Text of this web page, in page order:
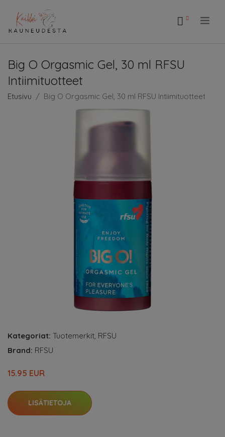
Big O Orgasmic Gel, 30 ml RFSU
Intiimituotteet
Etusivu Big O Orgasmic Gel, 30 ml RFSU Intiimituotteet
Kategoriat: Tuotemerkit, RFSU
Brand: RFSU
15.95 EUR
LISÄTIETOJA